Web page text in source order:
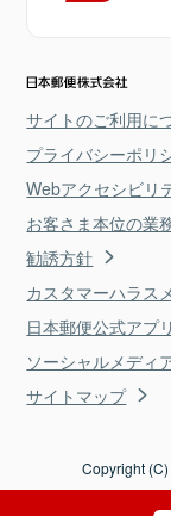
サイトのご利用に
プライバシーポリ
Webアクセシビリ
お客さま本位の業
勧誘方針
カスタマーハラス
日本郵便公式アプ
ソーシャルメディ
サイトマップ
Copyright